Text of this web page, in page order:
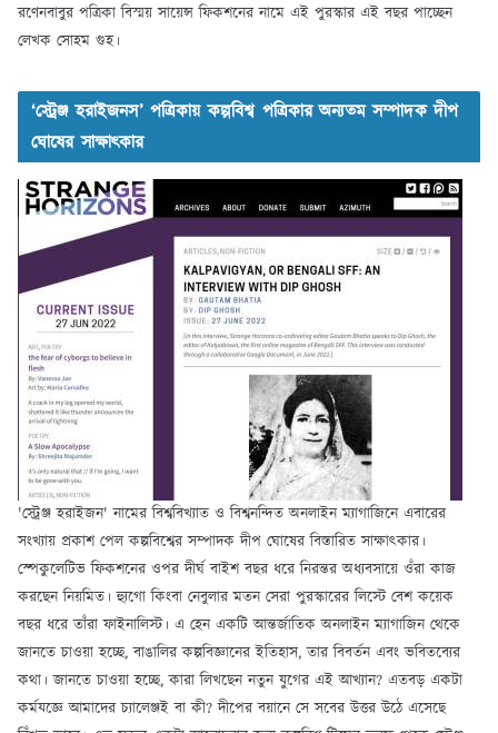
রণেনবাবুর পত্রিকা বিস্ময় সায়েন্স ফিকশনের নামে এই পুরস্কার এই বছর পাচ্ছেন
লেখক সোহম গুহ।
‘স্ট্রেঞ্জ হরাইজনস’ পত্রিকায় কল্পবিশ্ব পত্রিকার অন্যতম সম্পাদক দীপ
ঘোষের সাক্ষাৎকার
'স্ট্রেঞ্জ হরাইজন' নামের বিশ্ববিখ্যাত ও বিশ্বনন্দিত অনলাইন ম্যাগাজিনে এবারের
সংখ্যায় প্রকাশ পেল কল্পবিশ্বের সম্পাদক দীপ ঘোষের বিস্তারিত সাক্ষাৎকার।
স্পেকুলেটিভ ফিকশনের ওপর দীর্ঘ বাইশ বছর ধরে নিরন্তর অধ্যবসায়ে ওঁরা কাজ
করছেন নিয়মিত। হ্যুগো কিংবা নেবুলার মতন সেরা পুরস্কারের লিস্টে বেশ কয়েক
বছর ধরে তাঁরা ফাইনালিস্ট। এ হেন একটি আন্তর্জাতিক অনলাইন ম্যাগাজিন থেকে
জানতে চাওয়া হচ্ছে, বাঙালির কল্পবিজ্ঞানের ইতিহাস, তার বিবর্তন এবং ভবিতব্যের
কথা। জানতে চাওয়া হচ্ছে, কারা লিখছেন নতুন যুগের এই আখ্যান? এতবড় একটা
কর্মযজ্ঞে আমাদের চ্যালেঞ্জই বা কী? দীপের বয়ানে সে সবের উত্তর উঠে এসেছে